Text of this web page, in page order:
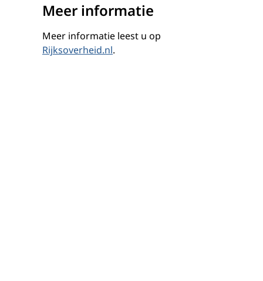
Meer informatie
Meer informatie leest u op
Rijksoverheid.nl.